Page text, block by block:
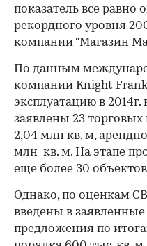
показатель все равно
рекордного уровня
компании "Магазин
По данным
компании Knight
эксплуатацию в
заявлены 23
2,04 млн кв. м,
млн кв. м. На этапе
еще более 30
Однако, по оценкам
введены в
предложения по